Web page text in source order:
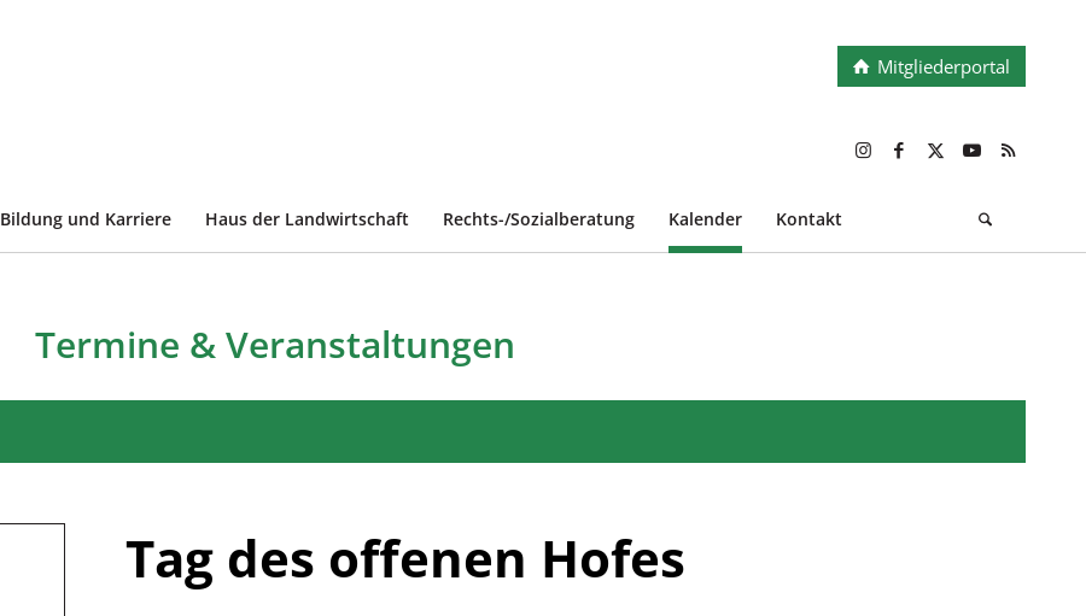
Mitgliederportal
Bildung und Karriere Haus der Landwirtschaft Rechts-/Sozialberatung Kalender Kontakt
Termine & Veranstaltungen
Tag des offenen Hofes